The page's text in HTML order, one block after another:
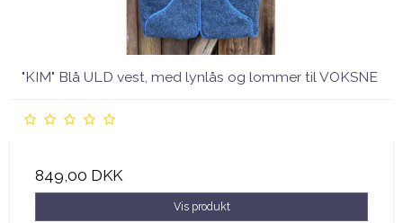
"KIM" Blå ULD vest, med lynlås og lommer til VOKSNE
849,00 DKK
Vis produkt